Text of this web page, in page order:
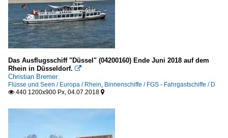
Das Ausflugsschiff "Düssel" (04200160) Ende Juni 2018 auf dem
Rhein in Düsseldorf. 
Christian Bremer
Flüsse und Seen / Europa / Rhein, Binnenschiffe / FGS - Fahrgastschiffe / D
 440 1200x900 Px, 04.07.2018 